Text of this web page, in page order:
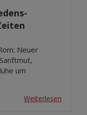
Neuer
um
Weiterlesen